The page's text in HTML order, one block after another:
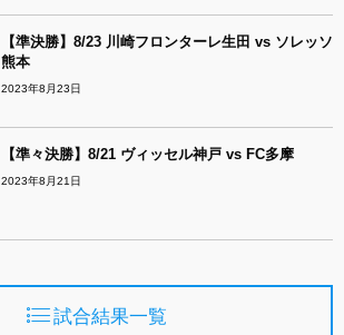
【準決勝】8/23 川崎フロンターレ生田 vs ソレッソ
熊本
2023年8月23日
【準々決勝】8/21 ヴィッセル神戸 vs FC多摩
2023年8月21日
試合結果一覧